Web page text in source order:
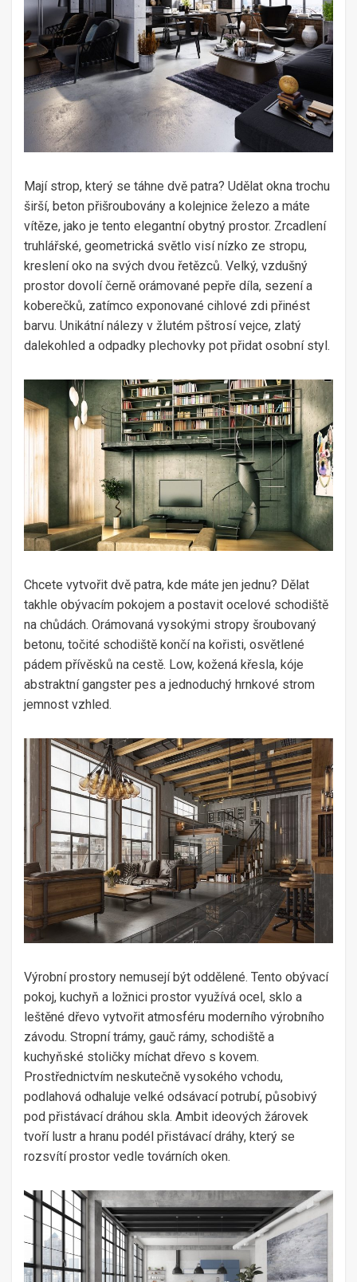
Mají strop, který se táhne dvě patra? Udělat okna trochu
širší, beton přišroubovány a kolejnice železo a máte
vítěze, jako je tento elegantní obytný prostor. Zrcadlení
truhlářské, geometrická světlo visí nízko ze stropu,
kreslení oko na svých dvou řetězců. Velký, vzdušný
prostor dovolí černě orámované pepře díla, sezení a
koberečků, zatímco exponované cihlové zdi přinést
barvu. Unikátní nálezy v žlutém pštrosí vejce, zlatý
dalekohled a odpadky plechovky pot přidat osobní styl.
Chcete vytvořit dvě patra, kde máte jen jednu? Dělat
takhle obývacím pokojem a postavit ocelové schodiště
na chůdách. Orámovaná vysokými stropy šroubovaný
betonu, točité schodiště končí na kořisti, osvětlené
pádem přívěsků na cestě. Low, kožená křesla, kóje
abstraktní gangster pes a jednoduchý hrnkové strom
jemnost vzhled.
Výrobní prostory nemusejí být oddělené. Tento obývací
pokoj, kuchyň a ložnici prostor využívá ocel, sklo a
leštěné dřevo vytvořit atmosféru moderního výrobního
závodu. Stropní trámy, gauč rámy, schodiště a
kuchyňské stoličky míchat dřevo s kovem.
Prostřednictvím neskutečně vysokého vchodu,
podlahová odhaluje velké odsávací potrubí, působivý
pod přistávací dráhou skla. Ambit ideových žárovek
tvoří lustr a hranu podél přistávací dráhy, který se
rozsvítí prostor vedle továrních oken.